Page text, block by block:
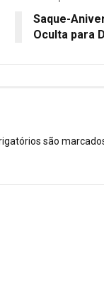
Saque-
Oculta para
são